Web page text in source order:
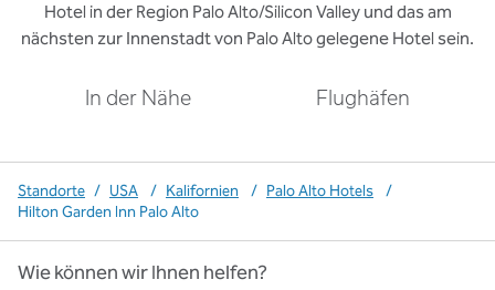
Hotel in der Region Palo Alto/Silicon Valley und das am
nächsten zur Innenstadt von Palo Alto gelegene Hotel sein.
In der Nähe Flughäfen
Standorte / USA / Kalifornien / Palo Alto Hotels
/
Hilton Garden Inn Palo Alto
Wie können wir Ihnen helfen?